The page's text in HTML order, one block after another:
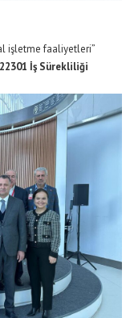
işletme faaliyetleri”
İş Sürekliliği